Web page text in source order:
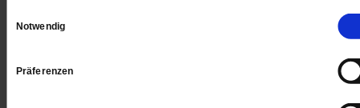
Notwendig
Präferenzen